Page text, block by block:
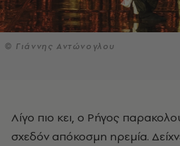
© Γιάννης Αντώνογλου
Λίγο πιο κει, ο Ρήγος παρακολουθεί τα πάντα με μια
σχεδόν απόκοσμη ηρεμία.